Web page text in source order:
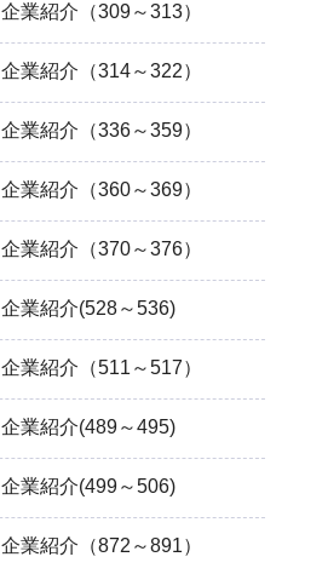
企業紹介（309～313）
企業紹介（314～322）
企業紹介（336～359）
企業紹介（360～369）
企業紹介（370～376）
企業紹介(528～536)
企業紹介（511～517）
企業紹介(489～495)
企業紹介(499～506)
企業紹介（872～891）